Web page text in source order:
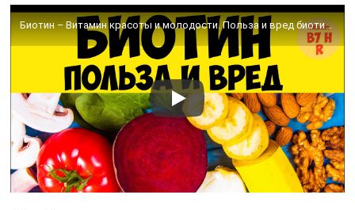
Чтобы как можно скорее добиться желаемой длины
прядей, показан не только биотин, но и все витамины
группы В. Поэтому специалисты рекомендуют
сделать маску, состоящую из питательных,
безопасных и полезных для волос компонентов.
Кроме того, это средство не имеет
противопоказаний, побочных действий и может
использоваться в любое время.
Для приготовления лечебной маски понадобится